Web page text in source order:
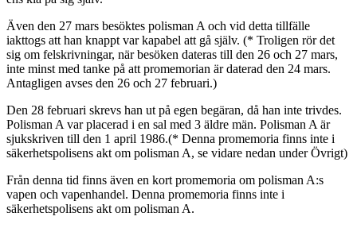
Även den 27 mars besöktes polisman A och vid detta tillfälle
iakttogs att han knappt var kapabel att gå själv. (* Troligen rör det
sig om felskrivningar, när besöken dateras till den 26 och 27 mars,
inte minst med tanke på att promemorian är daterad den 24 mars.
Antagligen avses den 26 och 27 februari.)
Den 28 februari skrevs han ut på egen begäran, då han inte trivdes.
Polisman A var placerad i en sal med 3 äldre män. Polisman A är
sjukskriven till den 1 april 1986.(* Denna promemoria finns inte i
säkerhetspolisens akt om polisman A, se vidare nedan under Övrigt)
Från denna tid finns även en kort promemoria om polisman A:s
vapen och vapenhandel. Denna promemoria finns inte i
säkerhetspolisens akt om polisman A.